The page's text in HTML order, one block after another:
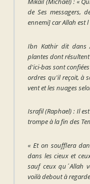
de Ses messagers,
ennemi] car Allah est
Ibn Kathir dit dans
plantes dont
d'ici-bas sont
ordres qu'il reçoit, à
vent et les nuages
Israfil(Raphael): Il
trompe à la fin des
« Et on soufflera
dans les cieux et
sauf ceux qu´Allah
voilà debout à